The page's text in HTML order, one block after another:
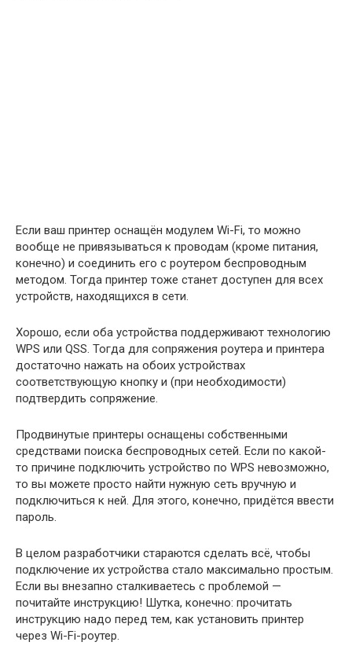
Если ваш принтер оснащён модулем Wi-Fi, то можно
вообще не привязываться к проводам (кроме питания,
конечно) и соединить его с роутером беспроводным
методом. Тогда принтер тоже станет доступен для всех
устройств, находящихся в сети.
Хорошо, если оба устройства поддерживают технологию
WPS или QSS. Тогда для сопряжения роутера и принтера
достаточно нажать на обоих устройствах
соответствующую кнопку и (при необходимости)
подтвердить сопряжение.
Продвинутые принтеры оснащены собственными
средствами поиска беспроводных сетей. Если по какой-
то причине подключить устройство по WPS невозможно,
то вы можете просто найти нужную сеть вручную и
подключиться к ней. Для этого, конечно, придётся ввести
пароль.
В целом разработчики стараются сделать всё, чтобы
подключение их устройства стало максимально простым.
Если вы внезапно сталкиваетесь с проблемой —
почитайте инструкцию! Шутка, конечно: прочитать
инструкцию надо перед тем, как установить принтер
через Wi-Fi-роутер.